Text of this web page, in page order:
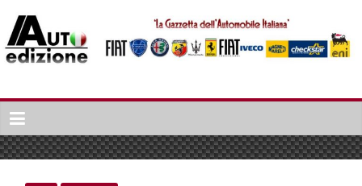
naar
inhoud
Auto
Edizione
La
Gazetta
dell'Automobile